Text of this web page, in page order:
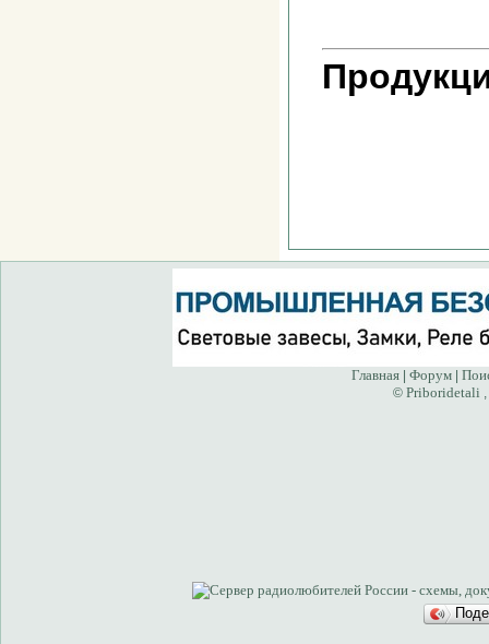
Главная| Форум|
© Priboridetali